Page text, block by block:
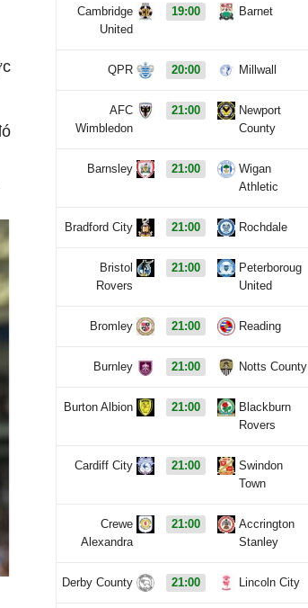
Cambridge
United
19:00 Barnet
QPR 20:00 Millwall
AFC
Wimbledon
21:00
Newport
County
Barnsley 21:00
Wigan
Athletic
Bradford City 21:00 Rochdale
Bristol
Rovers
21:00
Peterboroug
United
Bromley 21:00 Reading
Burnley 21:00 Notts County
Burton Albion 21:00
Blackburn
Rovers
Cardiff City 21:00
Swindon
Town
Crewe
Alexandra
21:00
Accrington
Stanley
Derby County 21:00 Lincoln City